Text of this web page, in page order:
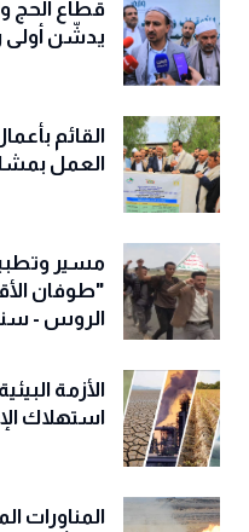
قطاع الحج
يدشّن أولى
القائم
العمل
مسير
"طوفان
الروس -
الأزمة
استهلاك
المناورات